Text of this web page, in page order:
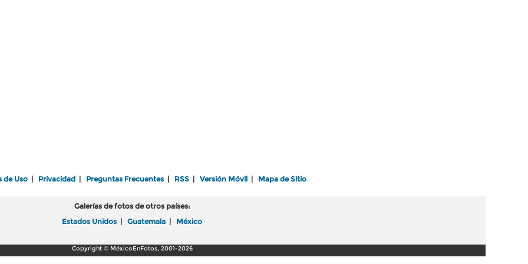
de Uso Privacidad Preguntas Frecuentes RSS Versión Móvil Mapa de Sitio
Galerías de fotos de otros países:
Estados Unidos
Guatemala México
Copyright © MéxicoEnFotos, 2001-2026